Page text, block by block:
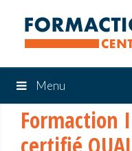
Menu
Formaction